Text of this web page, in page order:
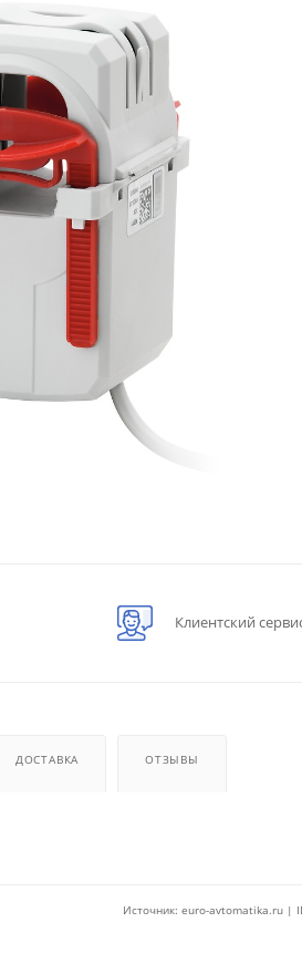
Клиентский
ДОСТАВКА ОТЗЫВЫ
Источник: euro-avtomatika.ru |